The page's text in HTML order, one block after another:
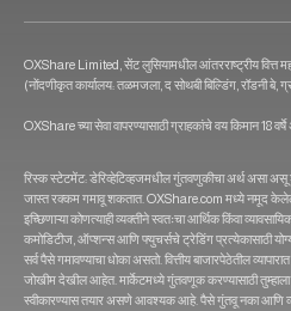
OXShare Limited, सेंट लुसियामधील आंतरराष्ट्रीय वित्त
(नोंदणीकृत कार्यालय: तळमजला, द सोथबी बिल्डिंग, रॉडनी
OXShare च्या सेवा वापरण्यासाठी ग्राहकांचे वय किमान 18
रिस्क स्टेटमेंट: डेरिव्हेटिव्हजमधील गुंतवणुकीचा अर्थ असा असू
जास्त रक्कम गमावू शकतात. OXShare.com मध्ये नमूद
इच्छिणाऱ्या कोणत्याही व्यक्तीने स्वतःचा आर्थिक किंवा
कमोडिटीज, ऑप्शन्स आणि फ्युचर्सचे ट्रेडिंग प्रत्येकासाठी
सर्व पैसे गमावण्याचा धोका असतो. वित्तीय बाजारपेठेतील
जोखीम देखील आहेत. मार्केटमध्ये गुंतवणूक करण्यासाठी
स्वीकारण्यास तयार असणे आवश्यक आहे. पैसे गुंतवू नका आणि